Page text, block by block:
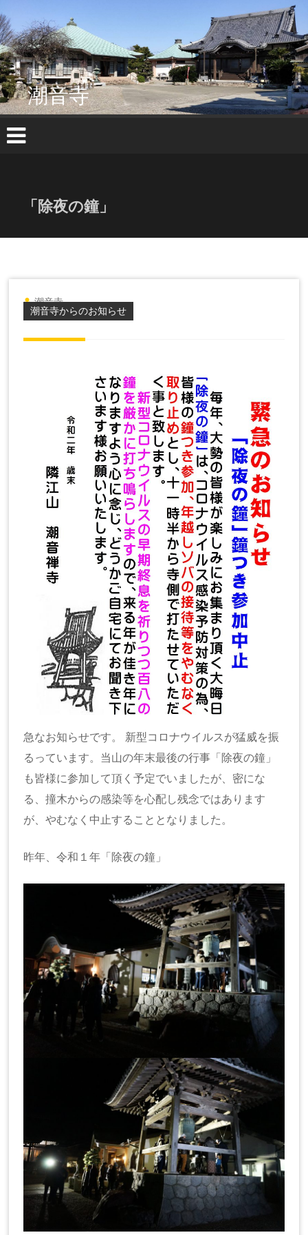
ン
テ
ン
ツ
へ
ス
キ
ッ
潮音寺
「除夜の鐘」
潮音寺からのお知らせ
潮音寺
急なお知らせです。 新型コロナウイルスが猛威を振
るっています。当山の年末最後の行事「除夜の鐘」
も皆様に参加して頂く予定でいましたが、密にな
る、撞木からの感染等を心配し残念ではあります
が、やむなく中止することとなりました。
昨年、令和１年「除夜の鐘」